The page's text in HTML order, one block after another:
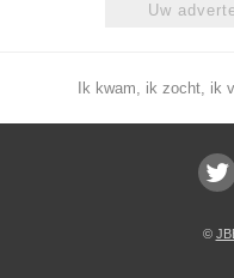
Uw
Ik kwam, ik zocht, ik
©